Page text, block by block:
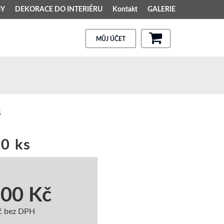
DEKORACE DO INTERIÉRU Kontakt GALERIE
MŮJ ÚČET
ks
Kč
bez DPH